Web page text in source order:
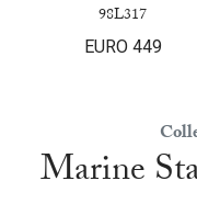
98L317
EURO 449
Marine